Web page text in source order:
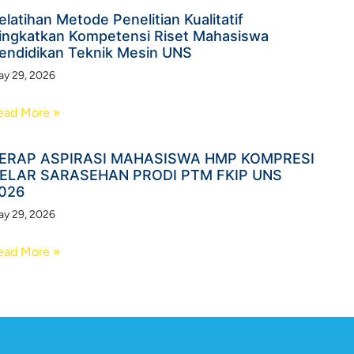
Metode Penelitian Kualitatif
Kompetensi Riset Mahasiswa
Teknik Mesin UNS
29, 2026
More »
ASPIRASI MAHASISWA HMP KOMPRESI
SARASEHAN PRODI PTM FKIP UNS
29, 2026
More »